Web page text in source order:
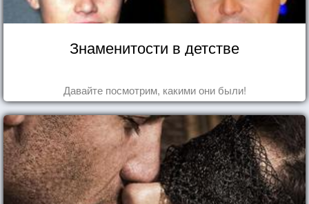
Знаменитости в детстве
Давайте посмотрим, какими они были!